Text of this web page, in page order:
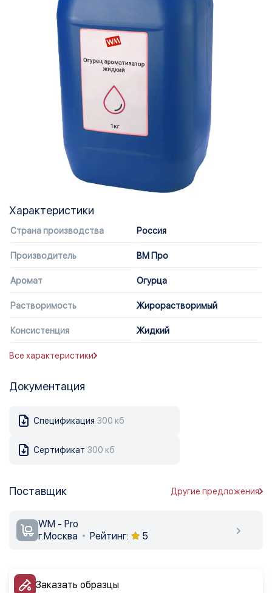
Характеристики
Страна производства Россия
Производитель ВМ Про
Аромат Огурца
Растворимость Жирорастворимый
Консистенция Жидкий
Все характеристики
Документация
Спецификация 300 кб
Сертификат 300 кб
Поставщик Другие предложения
WM - Pro
г.Москва
Рейтинг: 5
Заказать образцы